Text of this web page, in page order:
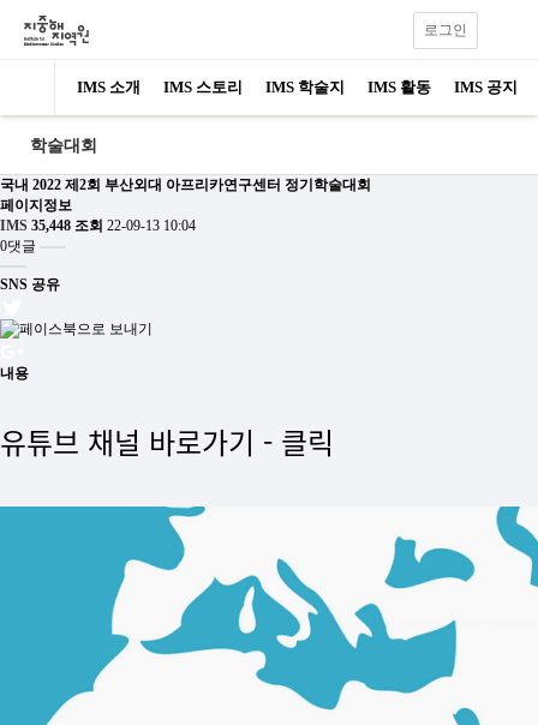
IMS 소개 IMS 스토리 IMS 학술지 IMS 활동 IMS 공지
로그인
학술대회
국내 2022 제2회 부산외대 아프리카연구센터 정기학술대회
페이지정보
IMS 35,448 조회 22-09-13 10:04
0댓글
SNS 공유
내용
유튜브 채널 바로가기 - 클릭